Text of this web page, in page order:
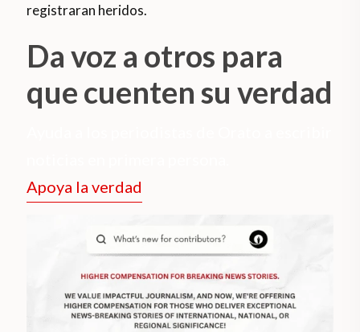
registraran heridos.
Da voz a otros para
que cuenten su verdad
Apoya la verdad